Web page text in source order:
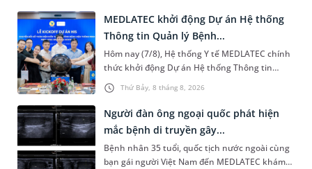
Thứ Bảy, 8 tháng 8, 2026
MEDLATEC khởi động Dự án Hệ thống
Thông tin Quản lý Bệnh...
Hôm nay (7/8), Hệ thống Y tế MEDLATEC chính
thức khởi động Dự án Hệ thống Thông tin
Quản lý Bệnh viện (HIS - Hospital Information
System) giai đoạn mới. Dự á...
Người đàn ông ngoại quốc phát hiện
mắc bệnh di truyền gây...
Bệnh nhân 35 tuổi, quốc tịch nước ngoài cùng
bạn gái người Việt Nam đến MEDLATEC khám